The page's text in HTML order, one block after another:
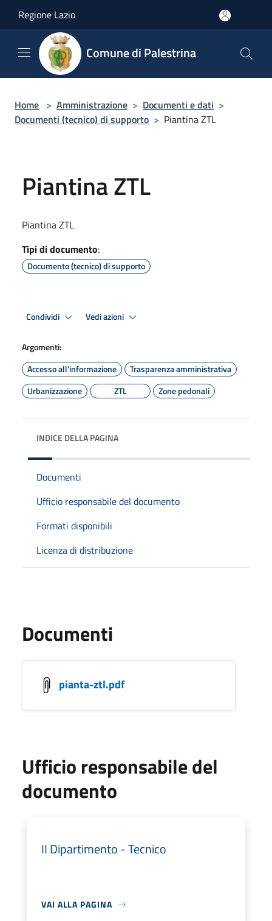
Regione Lazio
Comune di Palestrina
Home > Amministrazione > Documenti e dati >
Documenti (tecnico) di supporto > Piantina ZTL
Piantina ZTL
Piantina ZTL
Tipi di documento:
Documento (tecnico) di supporto
Condividi Vedi azioni
Argomenti:
Accesso all'informazione
Trasparenza amministrativa
Urbanizzazione
ZTL Zone pedonali
INDICE DELLA PAGINA
Documenti
Ufficio responsabile del documento
Formati disponibili
Licenza di distribuzione
Documenti
pianta-ztl.pdf
Ufficio responsabile del
documento
II Dipartimento - Tecnico
VAI ALLA PAGINA